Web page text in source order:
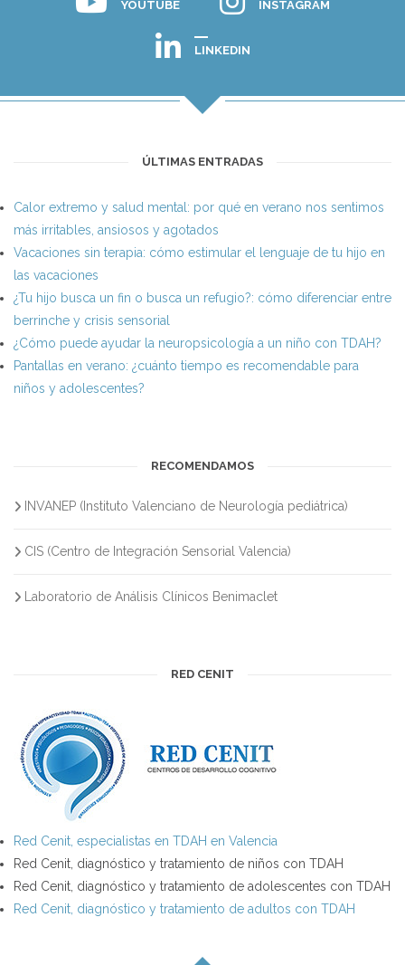
YOUTUBE INSTAGRAM
LINKEDIN
ÚLTIMAS ENTRADAS
Calor extremo y salud mental: por qué en verano nos sentimos
más irritables, ansiosos y agotados
Vacaciones sin terapia: cómo estimular el lenguaje de tu hijo en
las vacaciones
¿Tu hijo busca un fin o busca un refugio?: cómo diferenciar entre
berrinche y crisis sensorial
¿Cómo puede ayudar la neuropsicología a un niño con TDAH?
Pantallas en verano: ¿cuánto tiempo es recomendable para
niños y adolescentes?
RECOMENDAMOS
INVANEP (Instituto Valenciano de Neurología pediátrica)
CIS (Centro de Integración Sensorial Valencia)
Laboratorio de Análisis Clínicos Benimaclet
RED CENIT
Red Cenit, especialistas en TDAH en Valencia
Red Cenit, diagnóstico y tratamiento de niños con TDAH
Red Cenit, diagnóstico y tratamiento de adolescentes con TDAH
Red Cenit, diagnóstico y tratamiento de adultos con TDAH